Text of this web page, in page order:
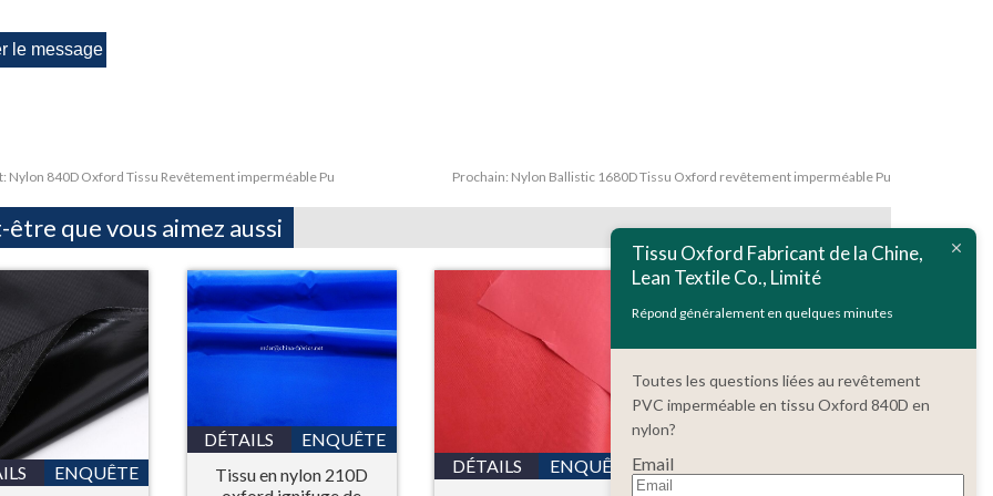
Nylon 840D Oxford Tissu Revêtement imperméable Pu Prochain: Nylon Ballistic 1680D Tissu Oxford revêtement imperméable Pu
être que vous aimez aussi
ENQUÊTE
DÉTAILS
ENQUÊTE
Tissu en nylon 210D
DÉTAILS
ENQUÊTE
Tissu Oxford Fabricant de la Chine,
Lean Textile Co., Limité
Répond généralement en quelques minutes
Toutes les questions liées au revêtement
PVC imperméable en tissu Oxford 840D en
nylon?
Email